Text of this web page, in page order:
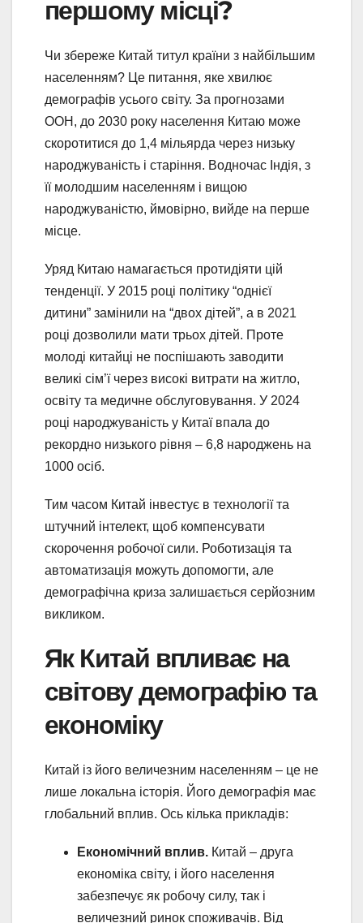
першому місці?
Чи збереже Китай титул країни з найбільшим
населенням? Це питання, яке хвилює
демографів усього світу. За прогнозами
ООН, до 2030 року населення Китаю може
скоротитися до 1,4 мільярда через низьку
народжуваність і старіння. Водночас Індія, з
її молодшим населенням і вищою
народжуваністю, ймовірно, вийде на перше
місце.
Уряд Китаю намагається протидіяти цій
тенденції. У 2015 році політику “однієї
дитини” замінили на “двох дітей”, а в 2021
році дозволили мати трьох дітей. Проте
молоді китайці не поспішають заводити
великі сім’ї через високі витрати на житло,
освіту та медичне обслуговування. У 2024
році народжуваність у Китаї впала до
рекордно низького рівня – 6,8 народжень на
1000 осіб.
Тим часом Китай інвестує в технології та
штучний інтелект, щоб компенсувати
скорочення робочої сили. Роботизація та
автоматизація можуть допомогти, але
демографічна криза залишається серйозним
викликом.
Як Китай впливає на
світову демографію та
економіку
Китай із його величезним населенням – це не
лише локальна історія. Його демографія має
глобальний вплив. Ось кілька прикладів:
Економічний вплив. Китай – друга
економіка світу, і його населення
забезпечує як робочу силу, так і
величезний ринок споживачів. Від